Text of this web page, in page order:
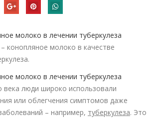
конопляное молоко в качестве
века люди широко использовали
или облегчения симптомов даже
– например, туберкулеза. Это